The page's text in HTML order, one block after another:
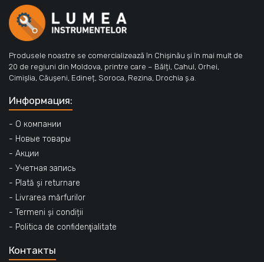
Produsele noastre se comercializează în Chișinău și în mai mult de
20 de regiuni din Moldova, printre care – Bălți, Cahul, Orhei,
Cimișlia, Căușeni, Edineț, Soroca, Rezina, Drochia ș.a.
Информация:
- О компании
- Новые товары
- Акции
- Учетная запись
- Plată și returnare
- Livrarea mărfurilor
- Termeni și condiții
- Politica de confidenţialitate
Контакты